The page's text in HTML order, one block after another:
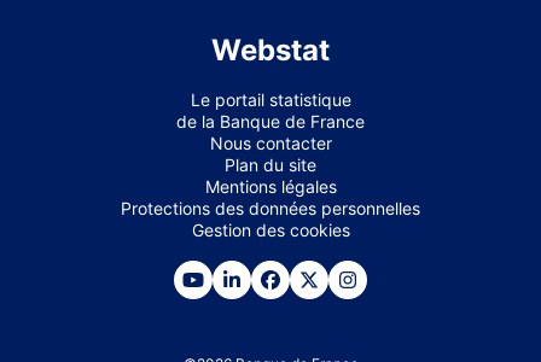
Webstat
Le portail statistique
de la Banque de France
Nous contacter
Plan du site
Mentions légales
Protections des données personnelles
Gestion des cookies